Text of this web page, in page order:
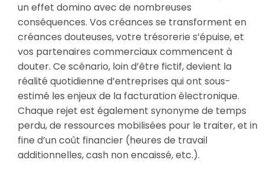
un effet domino avec de nombreuses
conséquences. Vos créances se transforment en
créances douteuses, votre trésorerie s’épuise, et
vos partenaires commerciaux commencent à
douter. Ce scénario, loin d’être fictif, devient la
réalité quotidienne d’entreprises qui ont sous-
estimé les enjeux de la facturation électronique.
Chaque rejet est également synonyme de temps
perdu, de ressources mobilisées pour le traiter, et in
fine d’un coût financier (heures de travail
additionnelles, cash non encaissé, etc.).